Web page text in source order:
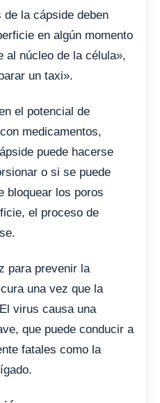
la cápside deben
en algún momento
al núcleo de la célula»,
un taxi».
el potencial de
medicamentos,
puede hacerse
o si se puede
bloquear los poros
el proceso de
para prevenir la
una vez que la
virus causa una
que puede conducir a
fatales como la